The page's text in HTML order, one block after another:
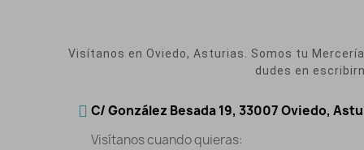
Visítanos en Oviedo, Asturias. Somos tu
dudes en
C/ González Besada 19, 33007 Oviedo,
Visítanos cuando quieras: